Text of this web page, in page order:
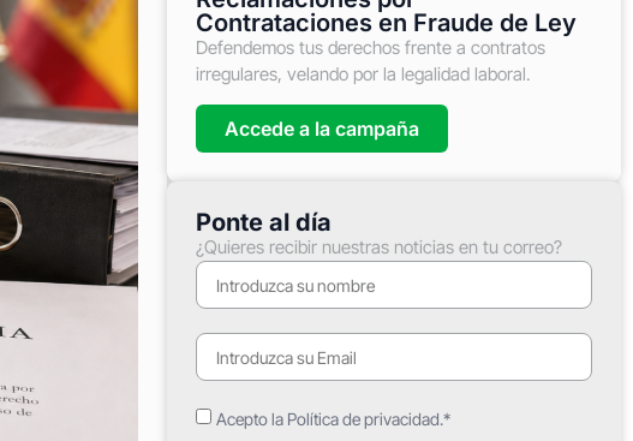
Contrataciones en Fraude de Ley
Defendemos tus derechos frente a contratos
irregulares, velando por la legalidad laboral.
Accede a la campaña
Ponte al día
¿Quieres recibir nuestras noticias en tu correo?
Acepto la Política de privacidad.*